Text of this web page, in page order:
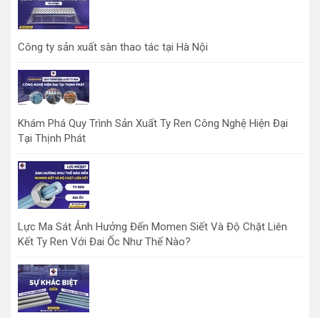
Công ty sản xuất sàn thao tác tại Hà Nội
Khám Phá Quy Trình Sản Xuất Ty Ren Công Nghệ Hiện Đại
Tại Thịnh Phát
Lực Ma Sát Ảnh Hưởng Đến Momen Siết Và Độ Chặt Liên
Kết Ty Ren Với Đai Ốc Như Thế Nào?